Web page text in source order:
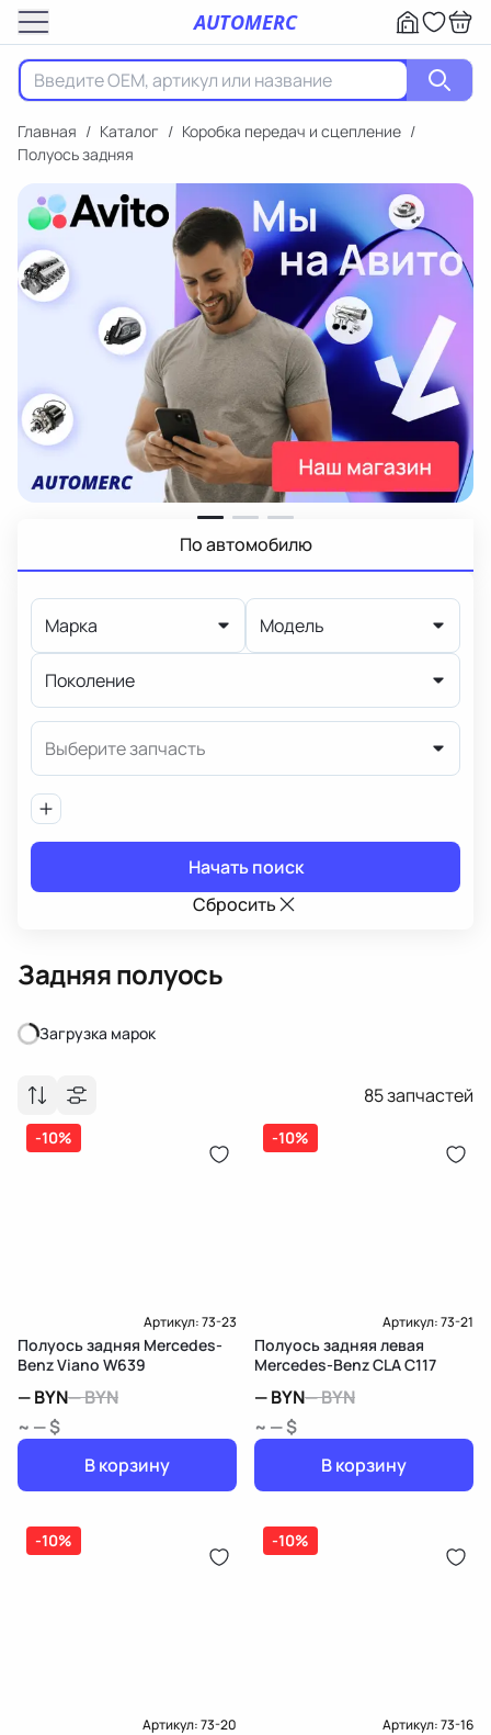
AUTOMERC
Главная / Каталог / Коробка передач и сцепление /
Полуось задняя
По автомобилю
Марка Модель
Поколение
Выберите запчасть
Начать поиск
Сбросить
Задняя полуось
Загрузка марок
Загрузка марок
85запчастей
-10%
Артикул:73-23
Полуось задняя Mercedes-
Benz Viano W639
—BYN—BYN
~ — $
В корзину
-10%
Артикул:73-21
Полуось задняя левая
Mercedes-Benz CLA C117
—BYN—BYN
~ — $
В корзину
-10%
Артикул:73-20
-10%
Артикул:73-16